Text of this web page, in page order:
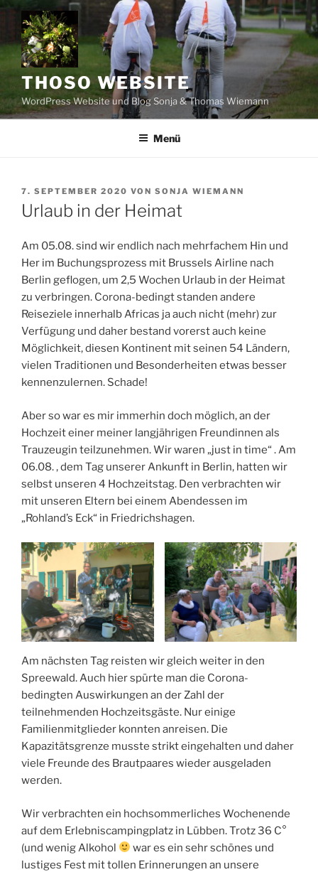
Zum
Inhalt
springen
THOSO WEBSITE
WordPress Website und Blog Sonja & Thomas Wiemann
Menü
VERÖFFENTLICHT
AM
7. SEPTEMBER 2020 VON SONJA WIEMANN
Urlaub in der Heimat
Am 05.08. sind wir endlich nach mehrfachem Hin und
Her im Buchungsprozess mit Brussels Airline nach
Berlin geflogen, um 2,5 Wochen Urlaub in der Heimat
zu verbringen. Corona-bedingt standen andere
Reiseziele innerhalb Africas ja auch nicht (mehr) zur
Verfügung und daher bestand vorerst auch keine
Möglichkeit, diesen Kontinent mit seinen 54 Ländern,
vielen Traditionen und Besonderheiten etwas besser
kennenzulernen. Schade!
Aber so war es mir immerhin doch möglich, an der
Hochzeit einer meiner langjährigen Freundinnen als
Trauzeugin teilzunehmen. Wir waren „just in time“ . Am
06.08. , dem Tag unserer Ankunft in Berlin, hatten wir
selbst unseren 4 Hochzeitstag. Den verbrachten wir
mit unseren Eltern bei einem Abendessen im
„Rohland’s Eck“ in Friedrichshagen.
Am nächsten Tag reisten wir gleich weiter in den
Spreewald. Auch hier spürte man die Corona-
bedingten Auswirkungen an der Zahl der
teilnehmenden Hochzeitsgäste. Nur einige
Familienmitglieder konnten anreisen. Die
Kapazitätsgrenze musste strikt eingehalten und daher
viele Freunde des Brautpaares wieder ausgeladen
werden.
Wir verbrachten ein hochsommerliches Wochenende
auf dem Erlebniscampingplatz in Lübben. Trotz 36 C°
(und wenig Alkohol
war es ein sehr schönes und
lustiges Fest mit tollen Erinnerungen an unsere